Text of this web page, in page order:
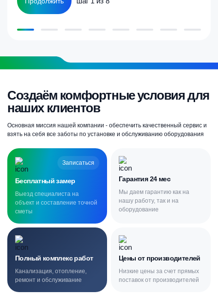
Создаём комфортные условия для
наших клиентов
Основная миссия нашей компании - обеспечить качественный сервис и
взять на себя все заботы по установке и обслуживанию оборудования
Записаться
Бесплатный замер
Выезд специалиста на
объект и составление точной
сметы
Гарантия 24 мес
Мы даем гарантию как на
нашу работу, так и на
оборудование
Полный комплекс работ
Канализация, отопление,
ремонт и обслуживание
Цены от производителей
Низкие цены за счет прямых
поставок от производителей